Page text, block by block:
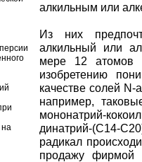
на
алкильным или
Из них
алкильный или
мере 12 атомов
изобретению
качестве солей
например,
мононатрий-
динатрий-(C14-
радикал
продажу фирмой